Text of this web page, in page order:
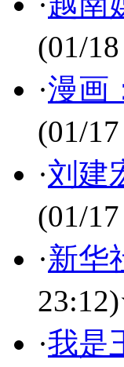
(01/
·漫画
(01/
·刘建
(01/
·新华
23:12)
·我是